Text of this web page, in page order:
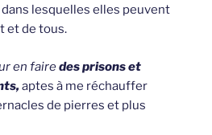
lesquelles elles peuvent
et de tous.
en fairedes prisons et
aptes à me réchauffer
de pierres et plus